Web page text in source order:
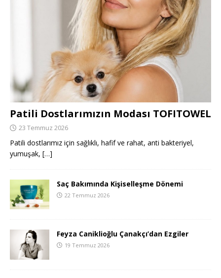
Patili Dostlarımızın Modası TOFITOWEL
23 Temmuz 2026
Patili dostlarımız için sağlıklı, hafif ve rahat, anti bakteriyel,
yumuşak, […]
Saç Bakımında Kişiselleşme Dönemi
22 Temmuz 2026
Feyza Caniklioğlu Çanakçı’dan Ezgiler
19 Temmuz 2026